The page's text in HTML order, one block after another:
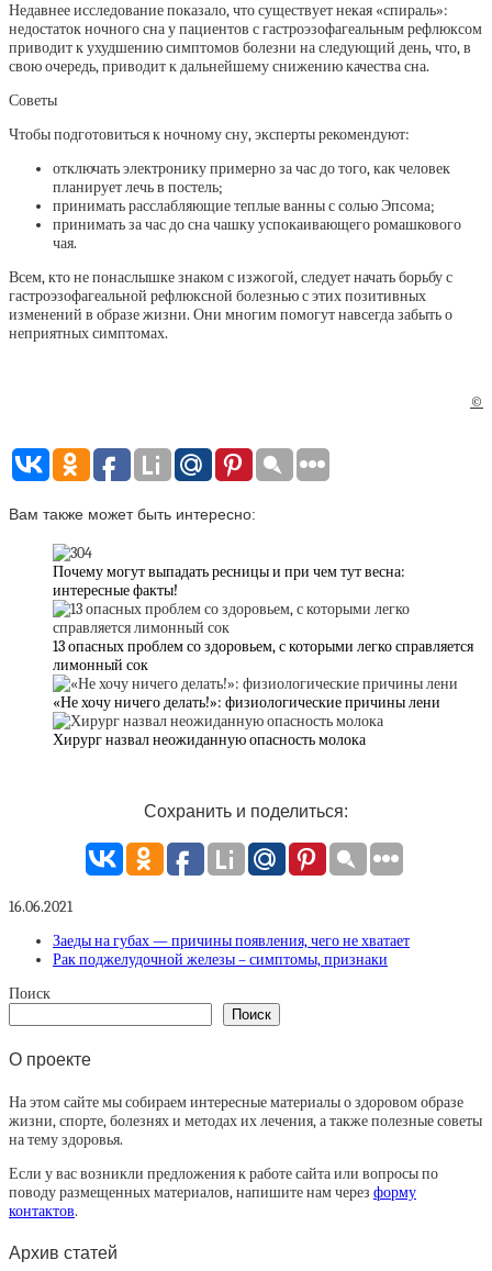
Недавнее исследование показало, что существует некая «спираль»:
недостаток ночного сна у пациентов с гастроэзофагеальным рефлюксом
приводит к ухудшению симптомов болезни на следующий день, что, в
свою очередь, приводит к дальнейшему снижению качества сна.
Советы
Чтобы подготовиться к ночному сну, эксперты рекомендуют:
отключать электронику примерно за час до того, как человек
планирует лечь в постель;
принимать расслабляющие теплые ванны с солью Эпсома;
принимать за час до сна чашку успокаивающего ромашкового
чая.
Всем, кто не понаслышке знаком с изжогой, следует начать борьбу с
гастроэзофагеальной рефлюксной болезнью с этих позитивных
изменений в образе жизни. Они многим помогут навсегда забыть о
неприятных симптомах.
©
Вам также может быть интересно:
Почему могут выпадать ресницы и при чем тут весна:
интересные факты!
13 опасных проблем со здоровьем, с которыми легко справляется
лимонный сок
«Не хочу ничего делать!»: физиологические причины лени
Хирург назвал неожиданную опасность молока
Сохранить и поделиться:
16.06.2021
Заеды на губах — причины появления, чего не хватает
Рак поджелудочной железы – симптомы, признаки
Поиск
Поиск
О проекте
На этом сайте мы собираем интересные материалы о здоровом образе
жизни, спорте, болезнях и методах их лечения, а также полезные советы
на тему здоровья.
Если у вас возникли предложения к работе сайта или вопросы по
поводу размещенных материалов, напишите нам через форму
контактов.
Архив статей